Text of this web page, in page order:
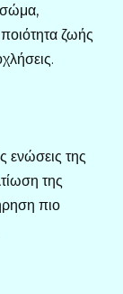
σώμα,
ζωής
ενώσεις της
της
πιο